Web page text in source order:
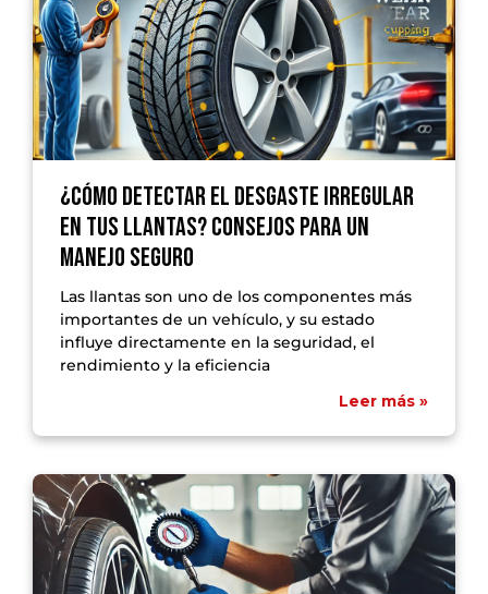
¿Cómo detectar el desgaste irregular
en tus llantas? Consejos para un
manejo seguro
Las llantas son uno de los componentes más
importantes de un vehículo, y su estado
influye directamente en la seguridad, el
rendimiento y la eficiencia
Leer más »